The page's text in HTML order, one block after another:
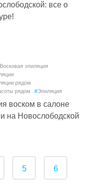
все о
Восковая эпиляция
рядом
рядом #Эпиляция
воском в салоне
на Новослободской
5 6